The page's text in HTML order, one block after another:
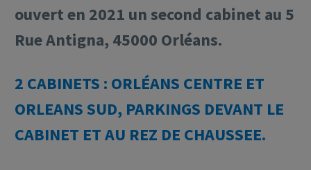
ouvert en 2021 un second cabinet au 5
Rue Antigna, 45000 Orléans.
2 CABINETS : ORLÉANS CENTRE ET
ORLEANS SUD, PARKINGS DEVANT LE
CABINET ET AU REZ DE CHAUSSEE.